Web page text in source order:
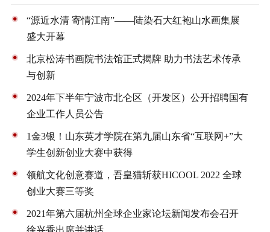
“源近水清 寄情江南”——陆染石大红袍山水画集展
盛大开幕
北京松涛书画院书法馆正式揭牌 助力书法艺术传承
与创新
2024年下半年宁波市北仑区（开发区）公开招聘国有
企业工作人员公告
1金3银！山东英才学院在第九届山东省“互联网+”大
学生创新创业大赛中获得
领航文化创意赛道，吾皇猫斩获HICOOL 2022 全球
创业大赛三等奖
2021年第六届杭州全球企业家论坛新闻发布会召开
徐兴香出席并讲话